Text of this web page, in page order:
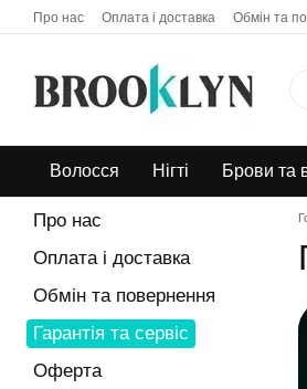
Перейти до основного контенту
Про нас Оплата і доставка Обмін та
Волосся Нігті Брови та
Про нас
Оплата і доставка
Обмін та повернення
Гарантія та сервіс
Оферта